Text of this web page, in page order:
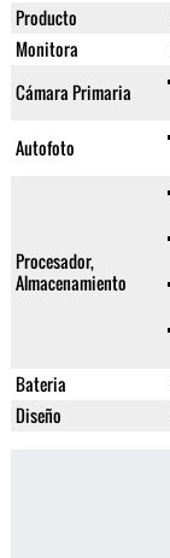
Producto
Monitora
Cámara Primaria
Autofoto
Procesador,
Almacenamiento
Bateria
Diseño